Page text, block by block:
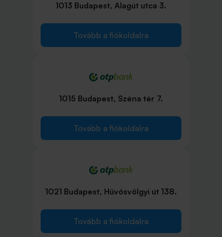
1013 Budapest, Alagút utca 3.
Tovább a fiókoldalra
1015 Budapest, Széna tér 7.
Tovább a fiókoldalra
1021 Budapest, Hüvösvölgyi út 138.
Tovább a fiókoldalra